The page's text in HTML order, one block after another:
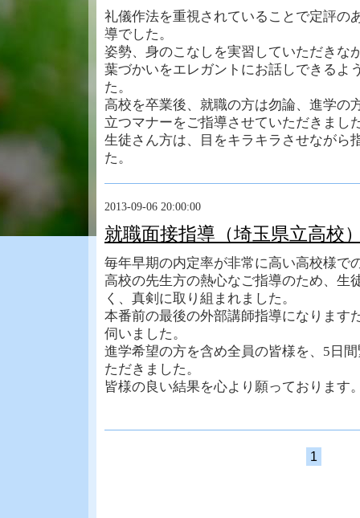
礼儀作法を重視されていることで定評の
導でした。
姿勢、身のこなしを実習していただきな
葉づかいをエレガントにお話しできるよ
た。
高校を卒業後、就職の方は勿論、進学の
立つマナーをご指導させていただきまし
生徒さん方は、目をキラキラさせながら
た。
2013-09-06 20:00:00
就職面接指導（埼玉県立高校
毎年早期の内定率が非常に高い高校様で
高校の先生方の熱心なご指導のため、生
く、真剣に取り組まれました。
本番前の最後の外部講師指導になります
伺いました。
進学希望の方を含め全員の皆様を、5日
ただきました。
皆様の良い結果を心より願っております
1